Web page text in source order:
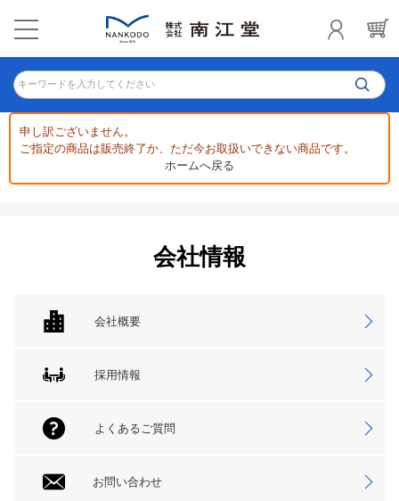
キーワードを入力してください
申し訳ございません。
ご指定の商品は販売終了か、ただ今お取扱いできない商品です。
ホームへ戻る
会社情報
会社概要
採用情報
よくあるご質問
お問い合わせ